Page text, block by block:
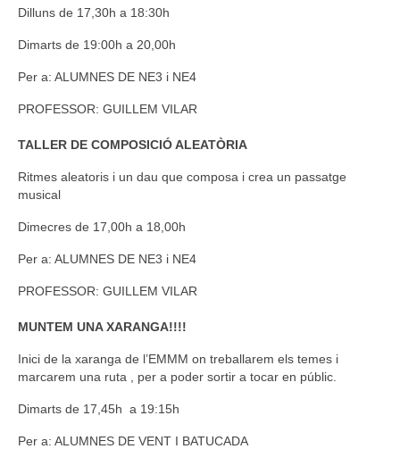
Dilluns de 17,30h a 18:30h
Dimarts de 19:00h a 20,00h
Per a: ALUMNES DE NE3 i NE4
PROFESSOR: GUILLEM VILAR
TALLER DE COMPOSICIÓ ALEATÒRIA
Ritmes aleatoris i un dau que composa i crea un passatge
musical
Dimecres de 17,00h a 18,00h
Per a: ALUMNES DE NE3 i NE4
PROFESSOR: GUILLEM VILAR
MUNTEM UNA XARANGA!!!!
Inici de la xaranga de l’EMMM on treballarem els temes i
marcarem una ruta , per a poder sortir a tocar en públic.
Dimarts de 17,45h a 19:15h
Per a: ALUMNES DE VENT I BATUCADA